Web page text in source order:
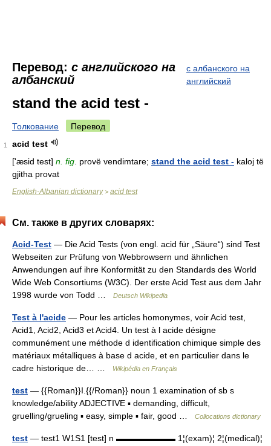
Перевод: с английского на
албанский
с албанского на
английский
stand the acid test -
Толкование Перевод
1
acid test
['æsid test] n. fig . provë vendimtare; stand the acid test - kaloj të
gjitha provat
English-Albanian dictionary> acid test
См. также в других словарях:
Acid-Test — Die Acid Tests (von engl. acid für „Säure“) sind Test
Webseiten zur Prüfung von Webbrowsern und ähnlichen
Anwendungen auf ihre Konformität zu den Standards des World
Wide Web Consortiums (W3C). Der erste Acid Test aus dem Jahr
1998 wurde von Todd …
Deutsch Wikipedia
Test à l'acide — Pour les articles homonymes, voir Acid test,
Acid1, Acid2, Acid3 et Acid4. Un test à l acide désigne
communément une méthode d identification chimique simple des
matériaux métalliques à base d acide, et en particulier dans le
cadre historique de… …
Wikipédia en Français
test — {{Roman}}I.{{/Roman}} noun 1 examination of sb s
knowledge/ability ADJECTIVE ▪ demanding, difficult,
gruelling/grueling ▪ easy, simple ▪ fair, good …
Collocations dictionary
test — test1 W1S1 [test] n ▬▬▬▬▬▬▬ 1¦(exam)¦ 2¦(medical)¦